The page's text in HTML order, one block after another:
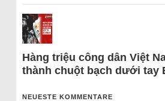
Hàng triệu công dân Việt
thành chuột bạch dưới tay
NEUESTE KOMMENTARE